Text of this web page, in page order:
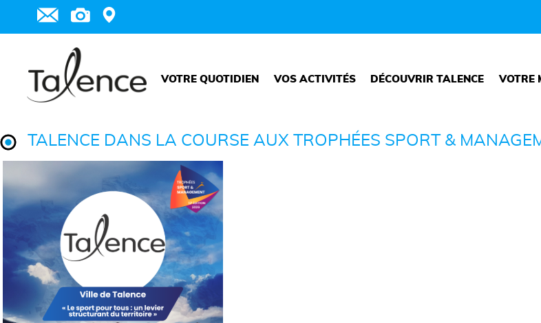
VOTRE QUOTIDIEN VOS ACTIVITÉS DÉCOUVRIR TALENCE VOTRE
TALENCE DANS LA COURSE AUX TROPHÉES SPORT &